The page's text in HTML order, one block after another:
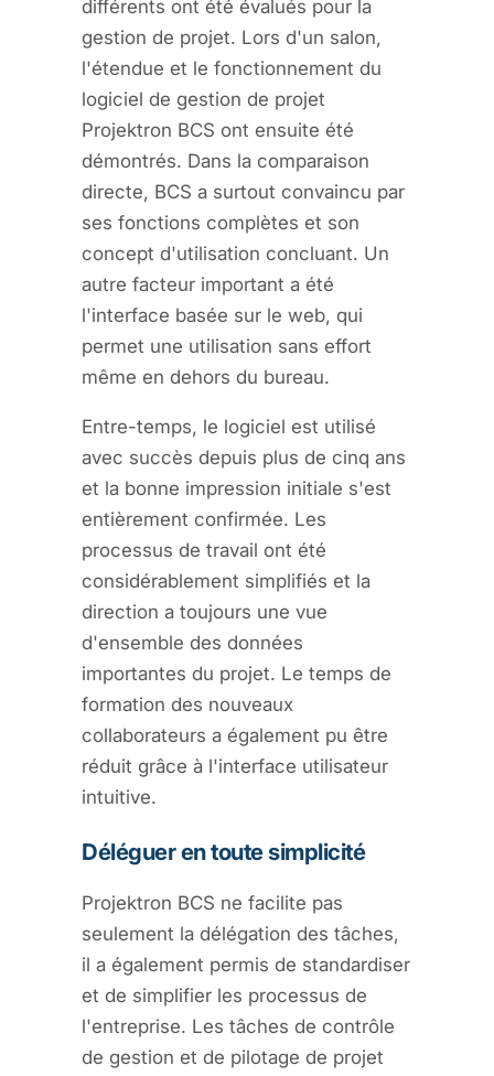
différents ont été évalués pour la
gestion de projet. Lors d'un salon,
l'étendue et le fonctionnement du
logiciel de gestion de projet
Projektron BCS ont ensuite été
démontrés. Dans la comparaison
directe, BCS a surtout convaincu par
ses fonctions complètes et son
concept d'utilisation concluant. Un
autre facteur important a été
l'interface basée sur le web, qui
permet une utilisation sans effort
même en dehors du bureau.
Entre-temps, le logiciel est utilisé
avec succès depuis plus de cinq ans
et la bonne impression initiale s'est
entièrement confirmée. Les
processus de travail ont été
considérablement simplifiés et la
direction a toujours une vue
d'ensemble des données
importantes du projet. Le temps de
formation des nouveaux
collaborateurs a également pu être
réduit grâce à l'interface utilisateur
intuitive.
Déléguer en toute simplicité
Projektron BCS ne facilite pas
seulement la délégation des tâches,
il a également permis de standardiser
et de simplifier les processus de
l'entreprise. Les tâches de contrôle
de gestion et de pilotage de projet